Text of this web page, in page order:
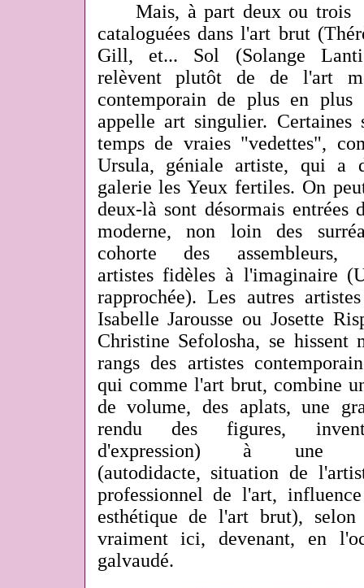
Mais, à part deux ou trois
cataloguées dans l'art brut
Gill, et... Sol (Solange
relèvent plutôt de de l'art
contemporain de plus en
appelle art singulier.
temps de vraies "vedettes",
Ursula, géniale artiste, qui a
galerie les Yeux fertiles. On
deux-là sont désormais entrées
moderne, non loin des
cohorte des
artistes fidèles à l'imaginaire
rapprochée). Les autres
Isabelle Jarousse ou Josette
Christine Sefolosha, se hissent
rangs des artistes
qui comme l'art brut, combine
de volume, des aplats, une
rendu des figures,
d'expression) à une
(autodidacte, situation de
professionnel de l'art,
esthétique de l'art brut),
vraiment ici, devenant, en
galvaudé.